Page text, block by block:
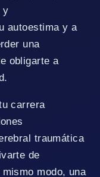
y
autoestima y a
una
obligarte a
carrera
traumática
de
modo, una